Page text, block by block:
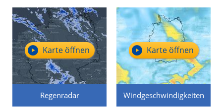
Regenradar
Karte öffnen
Windgeschwindigkeiten
Karte öffnen